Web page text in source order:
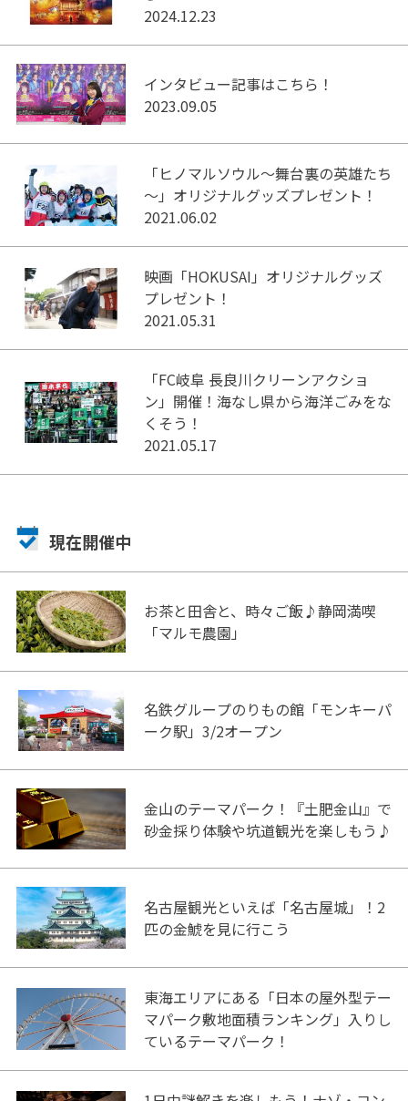
2024.12.23
インタビュー記事はこちら！
2023.09.05
「ヒノマルソウル～舞台裏の英雄たち
～」オリジナルグッズプレゼント！
2021.06.02
映画「HOKUSAI」オリジナルグッズ
プレゼント！
2021.05.31
「FC岐阜 長良川クリーンアクショ
ン」開催！海なし県から海洋ごみをな
くそう！
2021.05.17
現在開催中
お茶と田舎と、時々ご飯♪静岡満喫
「マルモ農園」
名鉄グループのりもの館「モンキーパ
ーク駅」3/2オープン
金山のテーマパーク！『土肥金山』で
砂金採り体験や坑道観光を楽しもう♪
名古屋観光といえば「名古屋城」！2
匹の金鯱を見に行こう
東海エリアにある「日本の屋外型テー
マパーク敷地面積ランキング」入りし
ているテーマパーク！